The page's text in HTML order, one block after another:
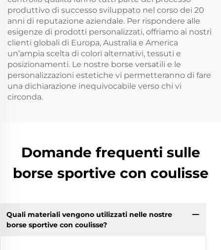
produttivo di successo sviluppato nel corso dei 20
anni di reputazione aziendale. Per rispondere alle
esigenze di prodotti personalizzati, offriamo ai nostri
clienti globali di Europa, Australia e America
un’ampia scelta di colori alternativi, tessuti e
posizionamenti. Le nostre borse versatili e le
personalizzazioni estetiche vi permetteranno di fare
una dichiarazione inequivocabile verso chi vi
circonda.
Domande frequenti sulle
borse sportive con coulisse
Quali materiali vengono utilizzati nelle nostre
borse sportive con coulisse?